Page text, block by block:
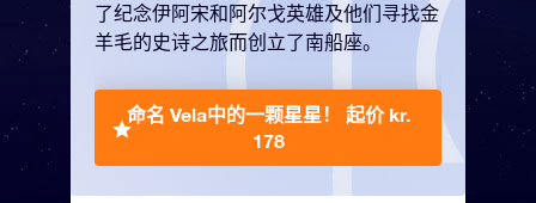
了纪念伊阿宋和阿尔戈英雄及他们寻找金
羊毛的史诗之旅而创立了南船座。
命名 Vela中的一颗星星！ 起价 kr.
178